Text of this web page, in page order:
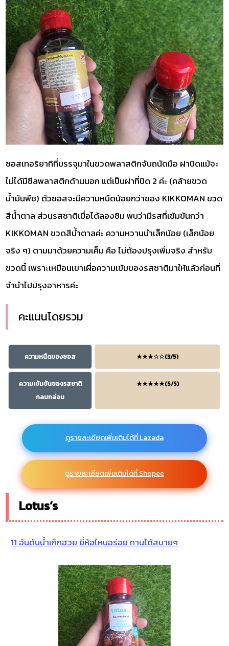
ซอสเทอริยากิที่บรรจุมาในขวดพลาสติกจับถนัดมือ ฝาปิดแม้จะ
ไม่ได้มีซีลพลาสติกด้านนอก แต่เป็นฝาที่ปิด 2 ค่ะ (คล้ายขวด
น้ำมันพืช) ตัวซอสจะมีความหนืดน้อยกว่าของ KIKKOMAN ขวด
สีน้ำตาล ส่วนรสชาติเมื่อได้ลองชิม พบว่ามีรสที่เข้มข้นกว่า
KIKKOMAN ขวดสีน้ำตาลค่ะ ความหวานนำเล็กน้อย (เล็กน้อย
จริง ๆ) ตามมาด้วยความเค็ม คือ ไม่ต้องปรุงเพิ่มจริง สำหรับ
ขวดนี้ เพราะเหมือนเขาเผื่อความเข้มของรสชาติมาให้แล้วก่อนที่
จำนำไปปรุงอาหารค่ะ
คะแนนโดยรวม
ความหนืดของซอส ★★★☆☆(3/5)
ความเข้มข้นของรสชาติ
กลมกล่อม
★★★★★(5/5)
ดูรายละเอียดเพิ่มเติมได้ที่ Lazada
ดูรายละเอียดเพิ่มเติมได้ที่ Shopee
Lotus’s
11 อันดับน้ำเก๊กฮวย ยี่ห้อไหนอร่อย ทานได้สบายๆ